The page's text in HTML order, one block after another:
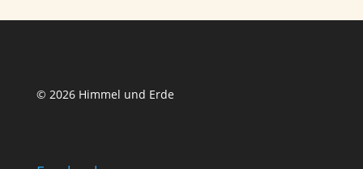
© 2026 Himmel und Erde